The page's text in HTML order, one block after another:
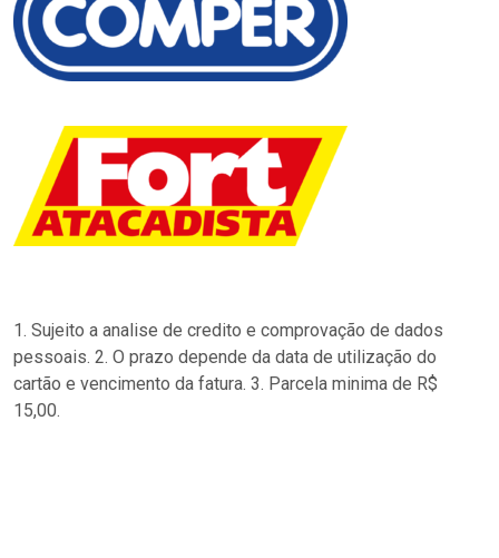
1. Sujeito a analise de credito e comprovação de dados
pessoais. 2. O prazo depende da data de utilização do
cartão e vencimento da fatura. 3. Parcela minima de R$
15,00.